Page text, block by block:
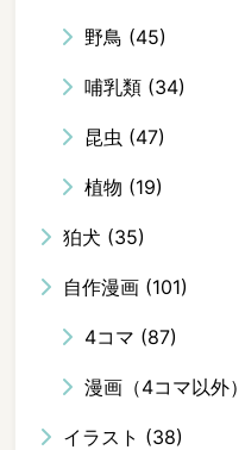
野鳥 (45)
哺乳類 (34)
昆虫 (47)
植物 (19)
狛犬 (35)
自作漫画 (101)
4コマ (87)
漫画（4コマ以外）
イラスト (38)